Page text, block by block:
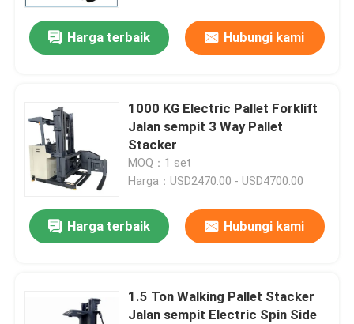
Harga terbaik Hubungi kami
1000 KG Electric Pallet Forklift
Jalan sempit 3 Way Pallet
Stacker
MOQ：1 set
Harga：USD2470.00 - USD4700.00
Harga terbaik Hubungi kami
1.5 Ton Walking Pallet Stacker
Jalan sempit Electric Spin Side